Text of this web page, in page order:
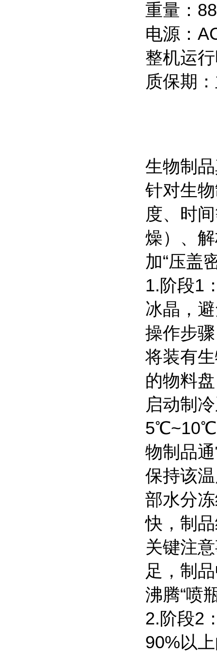
重量：
电源：
整机运
质保期
生物制
针对生
度、时
燥）、
加“压盖
1.阶段1
冰晶，
操作步
将装有
的物料
启动制
5℃~10℃
物制品
保持该
部水分
快，制
关键注
足，制
沸腾“喷
2.阶段2
90%以